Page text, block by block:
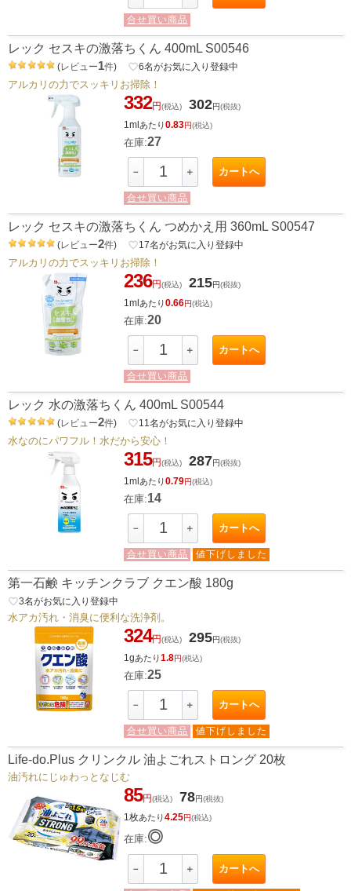
合せ買い商品
レック セスキの激落ちくん 400mL S00546
(レビュー1件) favorite_border6名がお気に入り登録中
アルカリの力でスッキリお掃除！
332円(税込) 302円(税抜)
1mlあたり0.83円(税込)
在庫:27
－ ＋ カートへ
合せ買い商品
レック セスキの激落ちくん つめかえ用 360mL S00547
(レビュー2件) favorite_border17名がお気に入り登録中
アルカリの力でスッキリお掃除！
236円(税込) 215円(税抜)
1mlあたり0.66円(税込)
在庫:20
－ ＋ カートへ
合せ買い商品
レック 水の激落ちくん 400mL S00544
(レビュー2件) favorite_border11 名がお気に入り登録中
水なのにパワフル！水だから安心！
315円(税込) 287円(税抜)
1mlあたり0.79円(税込)
在庫:14
－ ＋ カートへ
合せ買い商品 値下げしました
第一石鹸 キッチンクラブ クエン酸 180g
favorite_border3名がお気に入り登録中
水アカ汚れ・消臭に便利な洗浄剤。
324円(税込) 295円(税抜)
1gあたり1.8円(税込)
在庫:25
－ ＋ カートへ
合せ買い商品 値下げしました
Life-do.Plus クリンクル 油よごれストロング 20枚
油汚れにじゅわっとなじむ
85円(税込) 78円(税抜)
1枚あたり4.25円(税込)
在庫:◎
－ ＋ カートへ